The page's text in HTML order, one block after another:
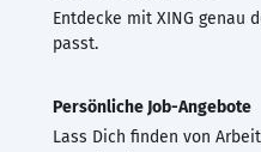
Entdecke mit XING genau
passt.
Persönliche Job-Angebote
Lass Dich finden von